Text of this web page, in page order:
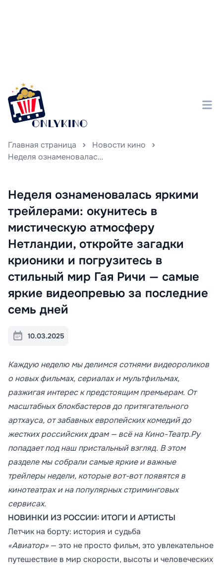
Главная страница
Новости кино
Неделя ознаменовалась яркими трейлерами: окунитесь в мистическую атмосферу Нетландии, откройте загадки крионики и погрузитесь в стильный мир Гая Ричи — самые яркие видеопревью за последние семь дней
Неделя ознаменовалась яркими
трейлерами: окунитесь в
мистическую атмосферу
Нетландии, откройте загадки
крионики и погрузитесь в
стильный мир Гая Ричи — самые
яркие видеопревью за последние
семь дней
10.03.2025
Каждую неделю мы делимся сотнями видеороликов
о новых фильмах, сериалах и мультфильмах,
разжигая интерес к предстоящим премьерам. От
масштабных блокбастеров до притягательного
артхауса, от забавных европейских комедий до
жестких российских драм — всё на Кино-Театр.Ру
попадает под наш пристальный взгляд. В этом
разделе мы собрали самые яркие и важные
трейлеры недели, которые вот-вот появятся в
кинотеатрах и на популярных стриминговых
сервисах.
НОВИНКИ ИЗ РОССИИ: ИТОГИ И АРТИСТЫ
Летчик на борту: история и судьба
«Авиатор» — это не просто фильм, это увлекательное
путешествие в мир скорости, высоты и человеческих